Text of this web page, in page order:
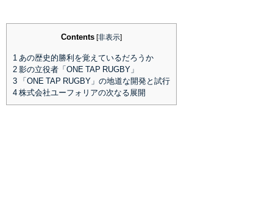
Contents [非表示]
1
あの歴史的勝利を覚えているだろうか
2 影の立役者「ONE TAP RUGBY」
3 「ONE TAP RUGBY」の地道な開発と試行
4 株式会社ユーフォリアの次なる展開